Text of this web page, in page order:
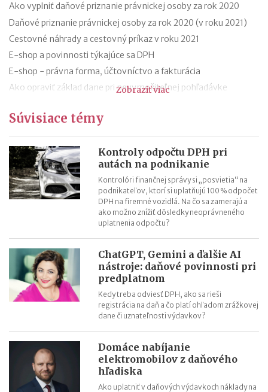
Ako vyplniť daňové priznanie právnickej osoby za rok 2020
Daňové priznanie právnickej osoby za rok 2020 (v roku 2021)
Cestovné náhrady a cestovný príkaz v roku 2021
E-shop a povinnosti týkajúce sa DPH
E-shop - právna forma, účtovníctvo a fakturácia
Ako opraviť základ dane pri nevymožiteľnej pohľadávke
Hrubá a čistá minimálna mzda v roku 2021 (daň a odvody)
Aké je účtovné a zdaňovacie obdobie firmy v likvidácii?
Účtovná závierka a daňové priznanie pri vstupe do likvidácie a
pri ukončení likvidácie
Zobraziť viac
Súvisiace témy
Kontroly odpočtu DPH pri
autách na podnikanie
Kontrolóri finančnej správy si „posvietia“ na
podnikateľov, ktorí si uplatňujú 100 % odpočet
DPH na firemné vozidlá. Na čo sa zamerajú a
ako možno znížiť dôsledky neoprávneného
uplatnenia odpočtu?
ChatGPT, Gemini a ďalšie AI
nástroje: daňové povinnosti pri
predplatnom
Kedy treba odviesť DPH, ako sa rieši
registrácia na daň a čo platí ohľadom zrážkovej
dane či uznateľnosti výdavkov?
Domáce nabíjanie
elektromobilov z daňového
hľadiska
Ako uplatniť v daňových výdavkoch náklady na